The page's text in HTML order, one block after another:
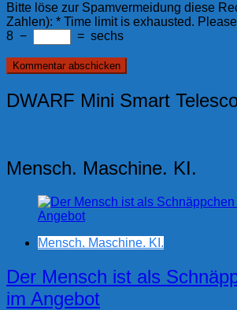
Bitte löse zur Spamvermeidung diese
Zahlen): * Time limit is exhausted.
8 − = sechs
DWARF Mini Smart
Mensch. Maschine. KI.
Mensch. Maschine. KI.
Der Mensch ist als
im Angebot